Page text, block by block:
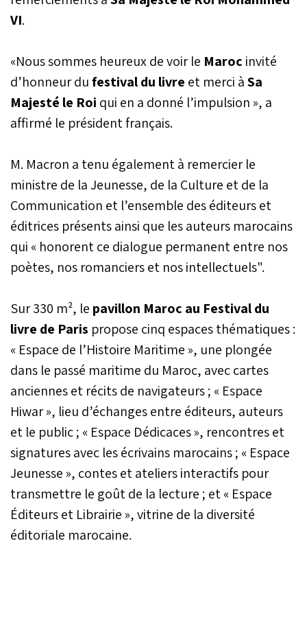
VI.
«Nous sommes heureux de voir le Maroc invité
d’honneur dufestival du livre et merci àSa
Majesté le Roi qui en a donné l’impulsion », a
affirmé le président français.
M. Macron a tenu également à remercier le
ministre de la Jeunesse, de la Culture et de la
Communication et l’ensemble des éditeurs et
éditrices présents ainsi que les auteurs marocains
qui « honorent ce dialogue permanent entre nos
poètes, nos romanciers et nos intellectuels".
Sur 330 m², le pavillon Maroc au Festival du
livre de Paris propose cinq espaces thématiques :
« Espace de l’Histoire Maritime », une plongée
dans le passé maritime du Maroc, avec cartes
anciennes et récits de navigateurs ; « Espace
Hiwar », lieu d’échanges entre éditeurs, auteurs
et le public ; « Espace Dédicaces », rencontres et
signatures avec les écrivains marocains ; « Espace
Jeunesse », contes et ateliers interactifs pour
transmettre le goût de la lecture ; et « Espace
Éditeurs et Librairie », vitrine de la diversité
éditoriale marocaine.